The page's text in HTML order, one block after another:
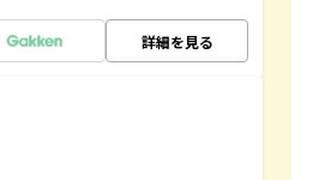
詳細を見る